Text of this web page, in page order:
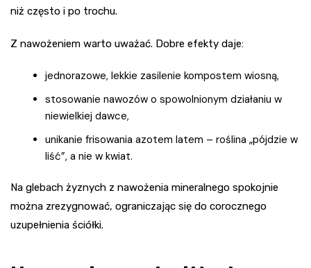
niż często i po trochu.
Z nawożeniem warto uważać. Dobre efekty daje:
jednorazowe, lekkie zasilenie kompostem wiosną,
stosowanie nawozów o spowolnionym działaniu w
niewielkiej dawce,
unikanie frisowania azotem latem – roślina „pójdzie w
liść”, a nie w kwiat.
Na glebach żyznych z nawożenia mineralnego spokojnie
można zrezygnować, ograniczając się do corocznego
uzupełnienia ściółki.